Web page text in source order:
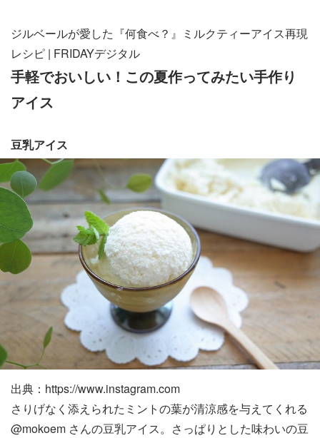
ジルベールが愛した『何食べ？』ミルクティーアイス再現
レシピ | FRIDAYデジタル
手軽でおいしい！この夏作ってみたい手作り
アイス
豆乳アイス
出典：https://www.instagram.com
さりげなく添えられたミントの葉が清涼感を与えてくれる
@mokoem さんの豆乳アイス。さっぱりとした味わいの豆